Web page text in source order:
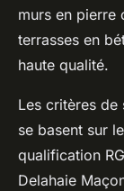
murs en pierre
terrasses en
haute qualité.
Les critères
se basent sur
qualification
Delahaie